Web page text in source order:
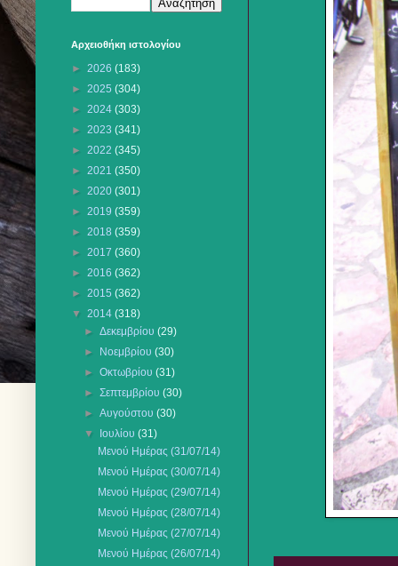
Αρχειοθήκη ιστολογίου
► 2026 (183)
► 2025 (304)
► 2024 (303)
► 2023 (341)
► 2022 (345)
► 2021 (350)
► 2020 (301)
► 2019 (359)
► 2018 (359)
► 2017 (360)
► 2016 (362)
► 2015 (362)
▼ 2014 (318)
►Δεκεμβρίου(29)
►
Νοεμβρίου(30)
►Οκτωβρίου(31)
►Σεπτεμβρίου(30)
►Αυγούστου(30)
▼
Ιουλίου(31)
Μενού Ημέρας (31/07/14)
Μενού Ημέρας (30/07/14)
Μενού Ημέρας (29/07/14)
Μενού Ημέρας (28/07/14)
Μενού Ημέρας (27/07/14)
Μενού Ημέρας (26/07/14)